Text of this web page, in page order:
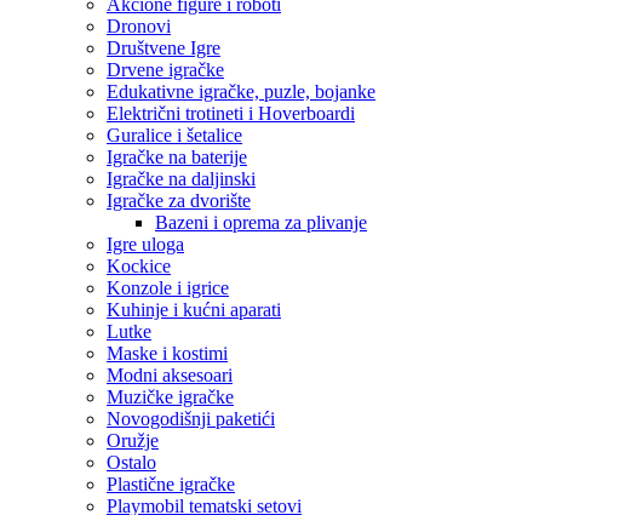
Akcione figure i roboti
Dronovi
Društvene Igre
Drvene igračke
Edukativne igračke, puzle, bojanke
Električni trotineti i Hoverboardi
Guralice i šetalice
Igračke na baterije
Igračke na daljinski
‎Igračke za dvorište
Bazeni i oprema za plivanje
Igre uloga
Kockice
Konzole i igrice
Kuhinje i kućni aparati
Lutke
Maske i kostimi
Modni aksesoari
Muzičke igračke
Novogodišnji paketići
Oružje
Ostalo
Plastične igračke
Playmobil tematski setovi